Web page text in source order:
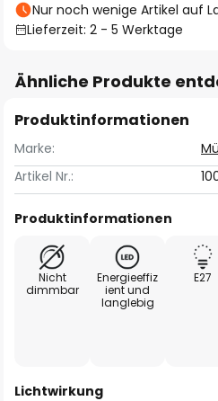
Nur noch wenige Artikel auf
Lieferzeit: 2 - 5 Werktage
Ähnliche Produkte
Produktinformationen
Marke:
Artikel Nr.:
Produktinformationen
Nicht
dimmbar
Energieeffiz
ient und
langlebig
E27
Lichtwirkung